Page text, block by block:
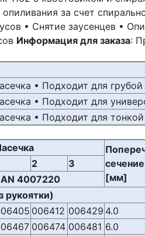
за счет
• Снятие заусенцев •
Информация для заказа:
• Подходит для
• Подходит для
• Подходит для
сечение
[мм]
2
3
4007220
рукоятки)
006412 006429 4.0
006474 006481 6.0